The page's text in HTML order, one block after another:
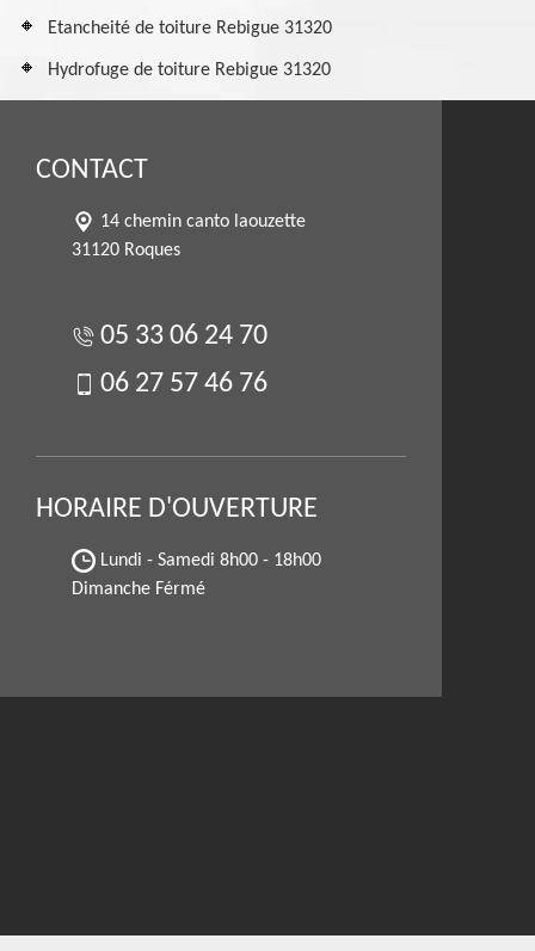
Etancheité de toiture Rebigue 31320
Hydrofuge de toiture Rebigue 31320
CONTACT
14 chemin canto laouzette
31120 Roques
05 33 06 24 70
06 27 57 46 76
HORAIRE D'OUVERTURE
Lundi - Samedi 8h00 - 18h00
Dimanche Férmé